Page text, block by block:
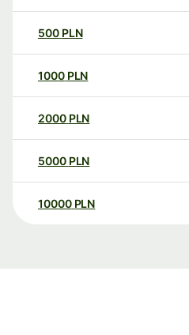
500 PLN
1000 PLN
2000 PLN
5000 PLN
10000 PLN